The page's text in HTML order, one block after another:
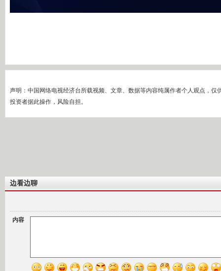
声明：中国网络电视经济台所载视频、文章、数据等内容纯属作者个人观点，仅
投资者据此操作，风险自担。
边看边聊
内容